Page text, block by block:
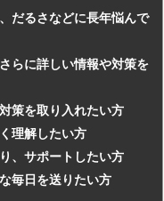
だるさなどに長年悩んで
らに詳しい情報や対策を
策を取り入れたい方
理解したい方
、サポートしたい方
毎日を送りたい方